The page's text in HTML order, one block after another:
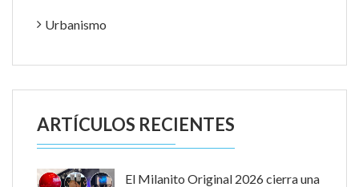
Urbanismo
ARTÍCULOS RECIENTES
El Milanito Original 2026 cierra una